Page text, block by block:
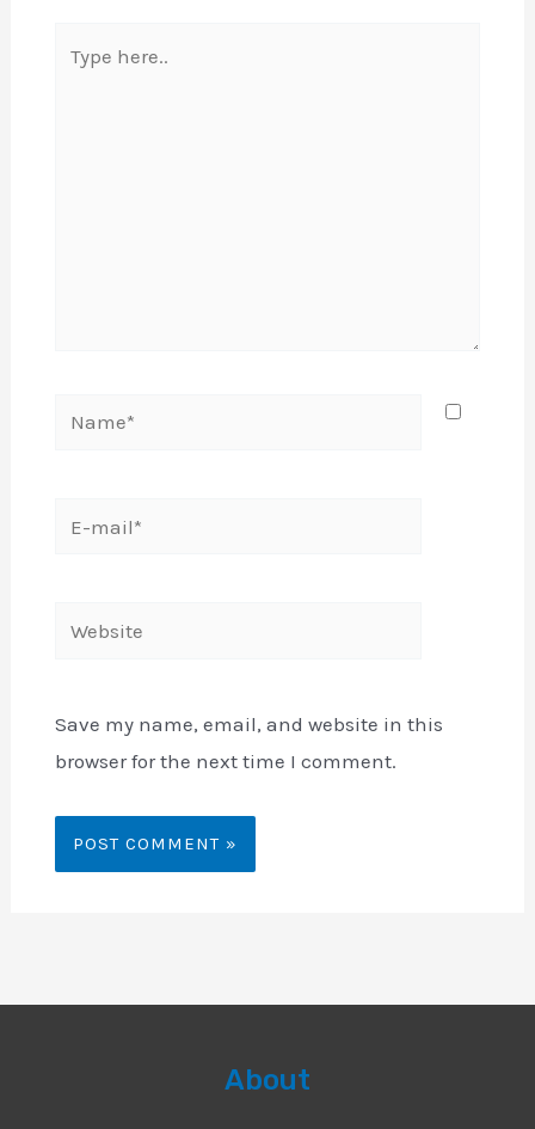
here..
Website
Save my name, email, and website in this
browser for the next time I comment.
About